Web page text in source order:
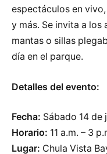
espectáculos en
y más. Se invita a los
mantas o sillas
día en el parque.
Detalles del evento:
Fecha: Sábado 14 de
Horario: 11 a.m. – 3
Lugar: Chula Vista